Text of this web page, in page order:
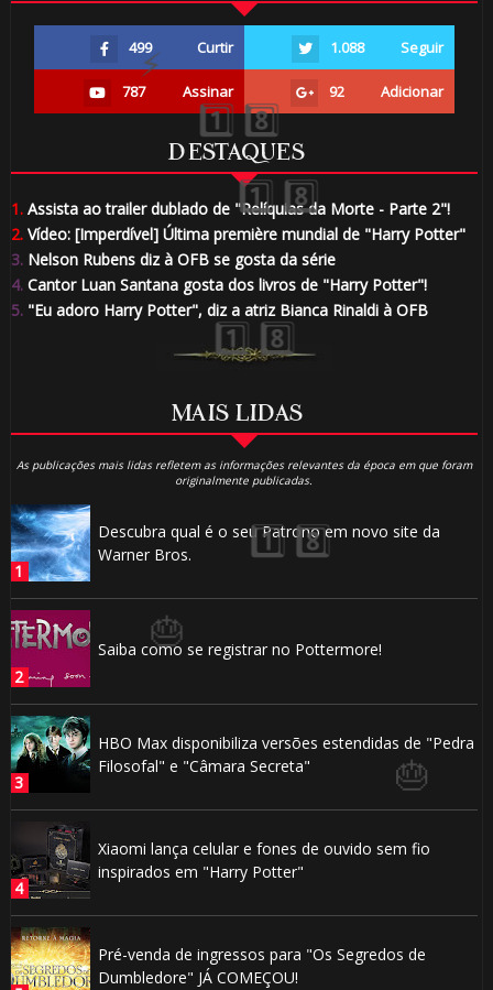
499 Curtir 1.088 Seguir
787 Assinar 92 Adicionar
DESTAQUES
1.Assista ao trailer dublado de "Relíquias da Morte - Parte 2"!
2.Vídeo: [Imperdível] Última première mundial de "Harry Potter"
3.Nelson Rubens diz à OFB se gosta da série
4.Cantor Luan Santana gosta dos livros de "Harry Potter"!
5."Eu adoro Harry Potter", diz a atriz Bianca Rinaldi à OFB
MAIS LIDAS
As publicações mais lidas refletem as informações relevantes da época em que foram
originalmente publicadas.
Descubra qual é o seu Patrono em novo site da
Warner Bros.
Saiba como se registrar no Pottermore!
HBO Max disponibiliza versões estendidas de "Pedra
Filosofal" e "Câmara Secreta"
Xiaomi lança celular e fones de ouvido sem fio
inspirados em "Harry Potter"
Pré-venda de ingressos para "Os Segredos de
Dumbledore" JÁ COMEÇOU!
🎂
🎂
⚡